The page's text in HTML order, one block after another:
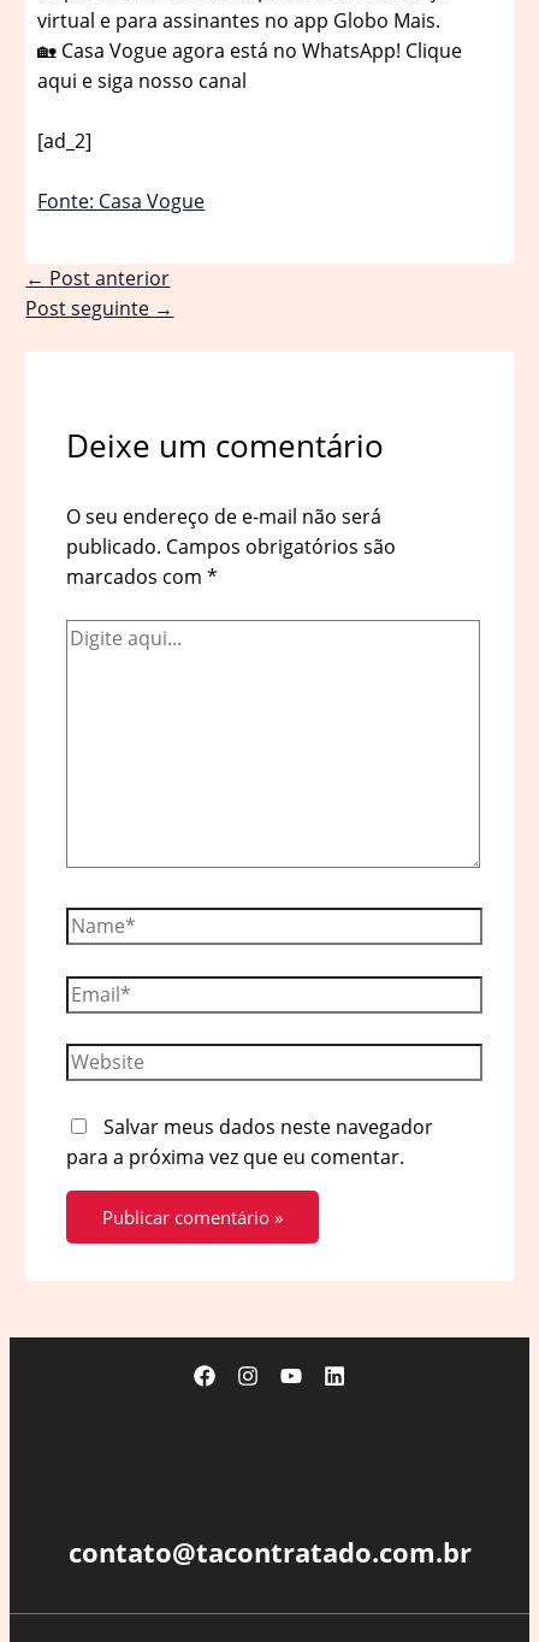
virtual e para assinantes no app Globo Mais.
🏡 Casa Vogue agora está no WhatsApp! Clique
aqui e siga nosso canal
[ad_2]
Fonte: Casa Vogue
← Post anterior
Post seguinte →
Deixe um comentário
O seu endereço de e-mail não será
publicado. Campos obrigatórios são
marcados com *
Digite
Name*
Email*
Website
Salvar meus dados neste navegador
para a próxima vez que eu comentar.
contato@tacontratado.com.br